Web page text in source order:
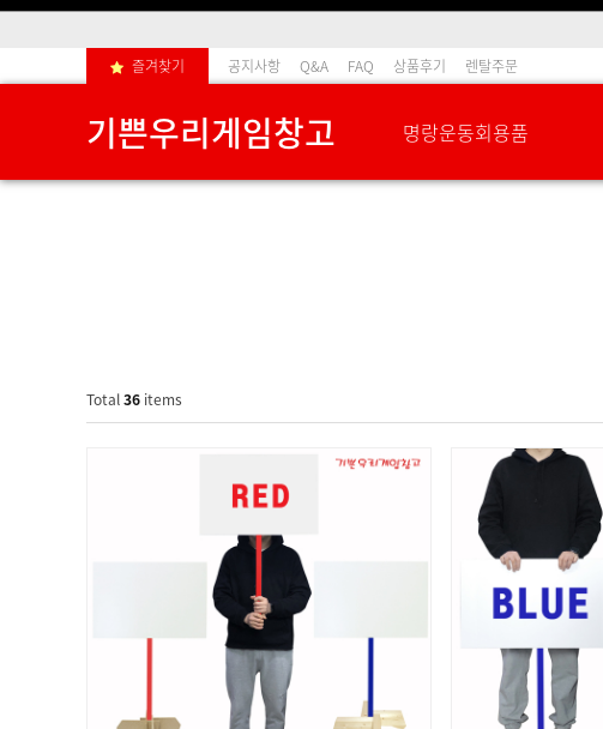
즐겨찾기 공지사항 Q&A FAQ 상품후기 렌탈주문
기쁜우리게임창고 명랑운동회용품
Total36 items